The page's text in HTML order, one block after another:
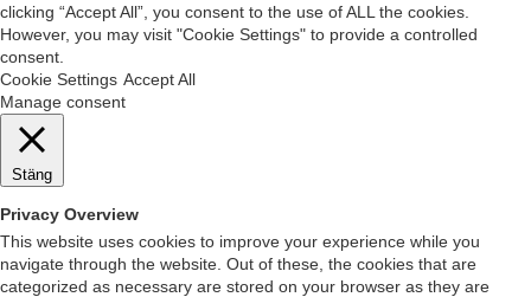
clicking “Accept All”, you consent to the use of ALL the cookies.
However, you may visit "Cookie Settings" to provide a controlled
consent.
Cookie Settings Accept All
Manage consent
Stäng
Privacy Overview
This website uses cookies to improve your experience while you
navigate through the website. Out of these, the cookies that are
categorized as necessary are stored on your browser as they are